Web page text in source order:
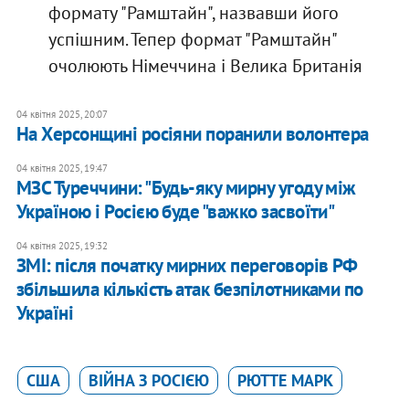
формату "Рамштайн", назвавши його
успішним. Тепер формат "Рамштайн"
очолюють Німеччина і Велика Британія
04 квітня 2025, 20:07
​На Херсонщині росіяни поранили волонтера
04 квітня 2025, 19:47
МЗС Туреччини: "Будь-яку мирну угоду між
Україною і Росією буде "важко засвоїти"
04 квітня 2025, 19:32
ЗМІ: після початку мирних переговорів РФ
збільшила кількість атак безпілотниками по
Україні
США ВІЙНА З РОСІЄЮ РЮТТЕ МАРК